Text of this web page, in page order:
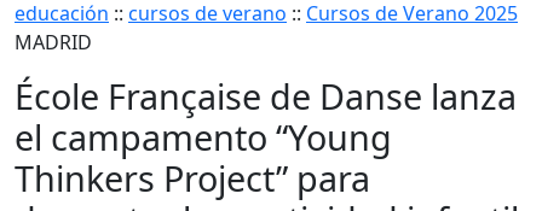
educación :: cursos de verano :: Cursos de Verano 2025
MADRID
École Française de Danse lanza
el campamento “Young
Thinkers Project” para